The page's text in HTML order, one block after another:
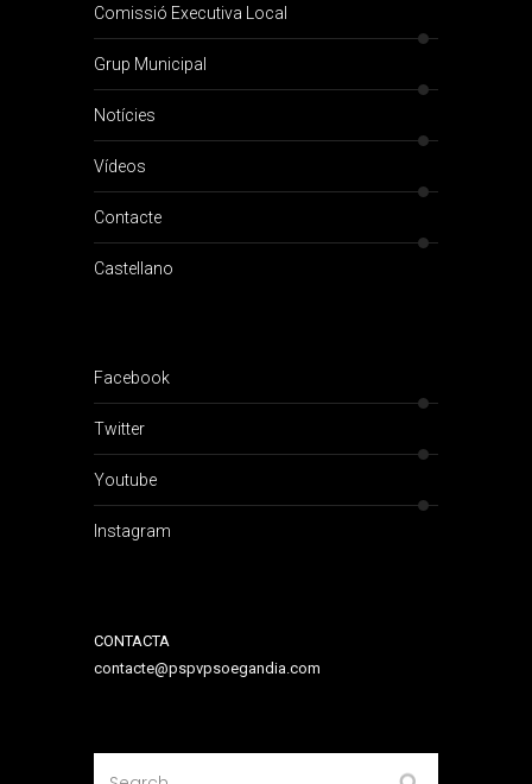
Comissió Executiva Local
Grup Municipal
Notícies
Vídeos
Contacte
Castellano
Facebook
Twitter
Youtube
Instagram
CONTACTA
contacte@pspvpsoegandia.com